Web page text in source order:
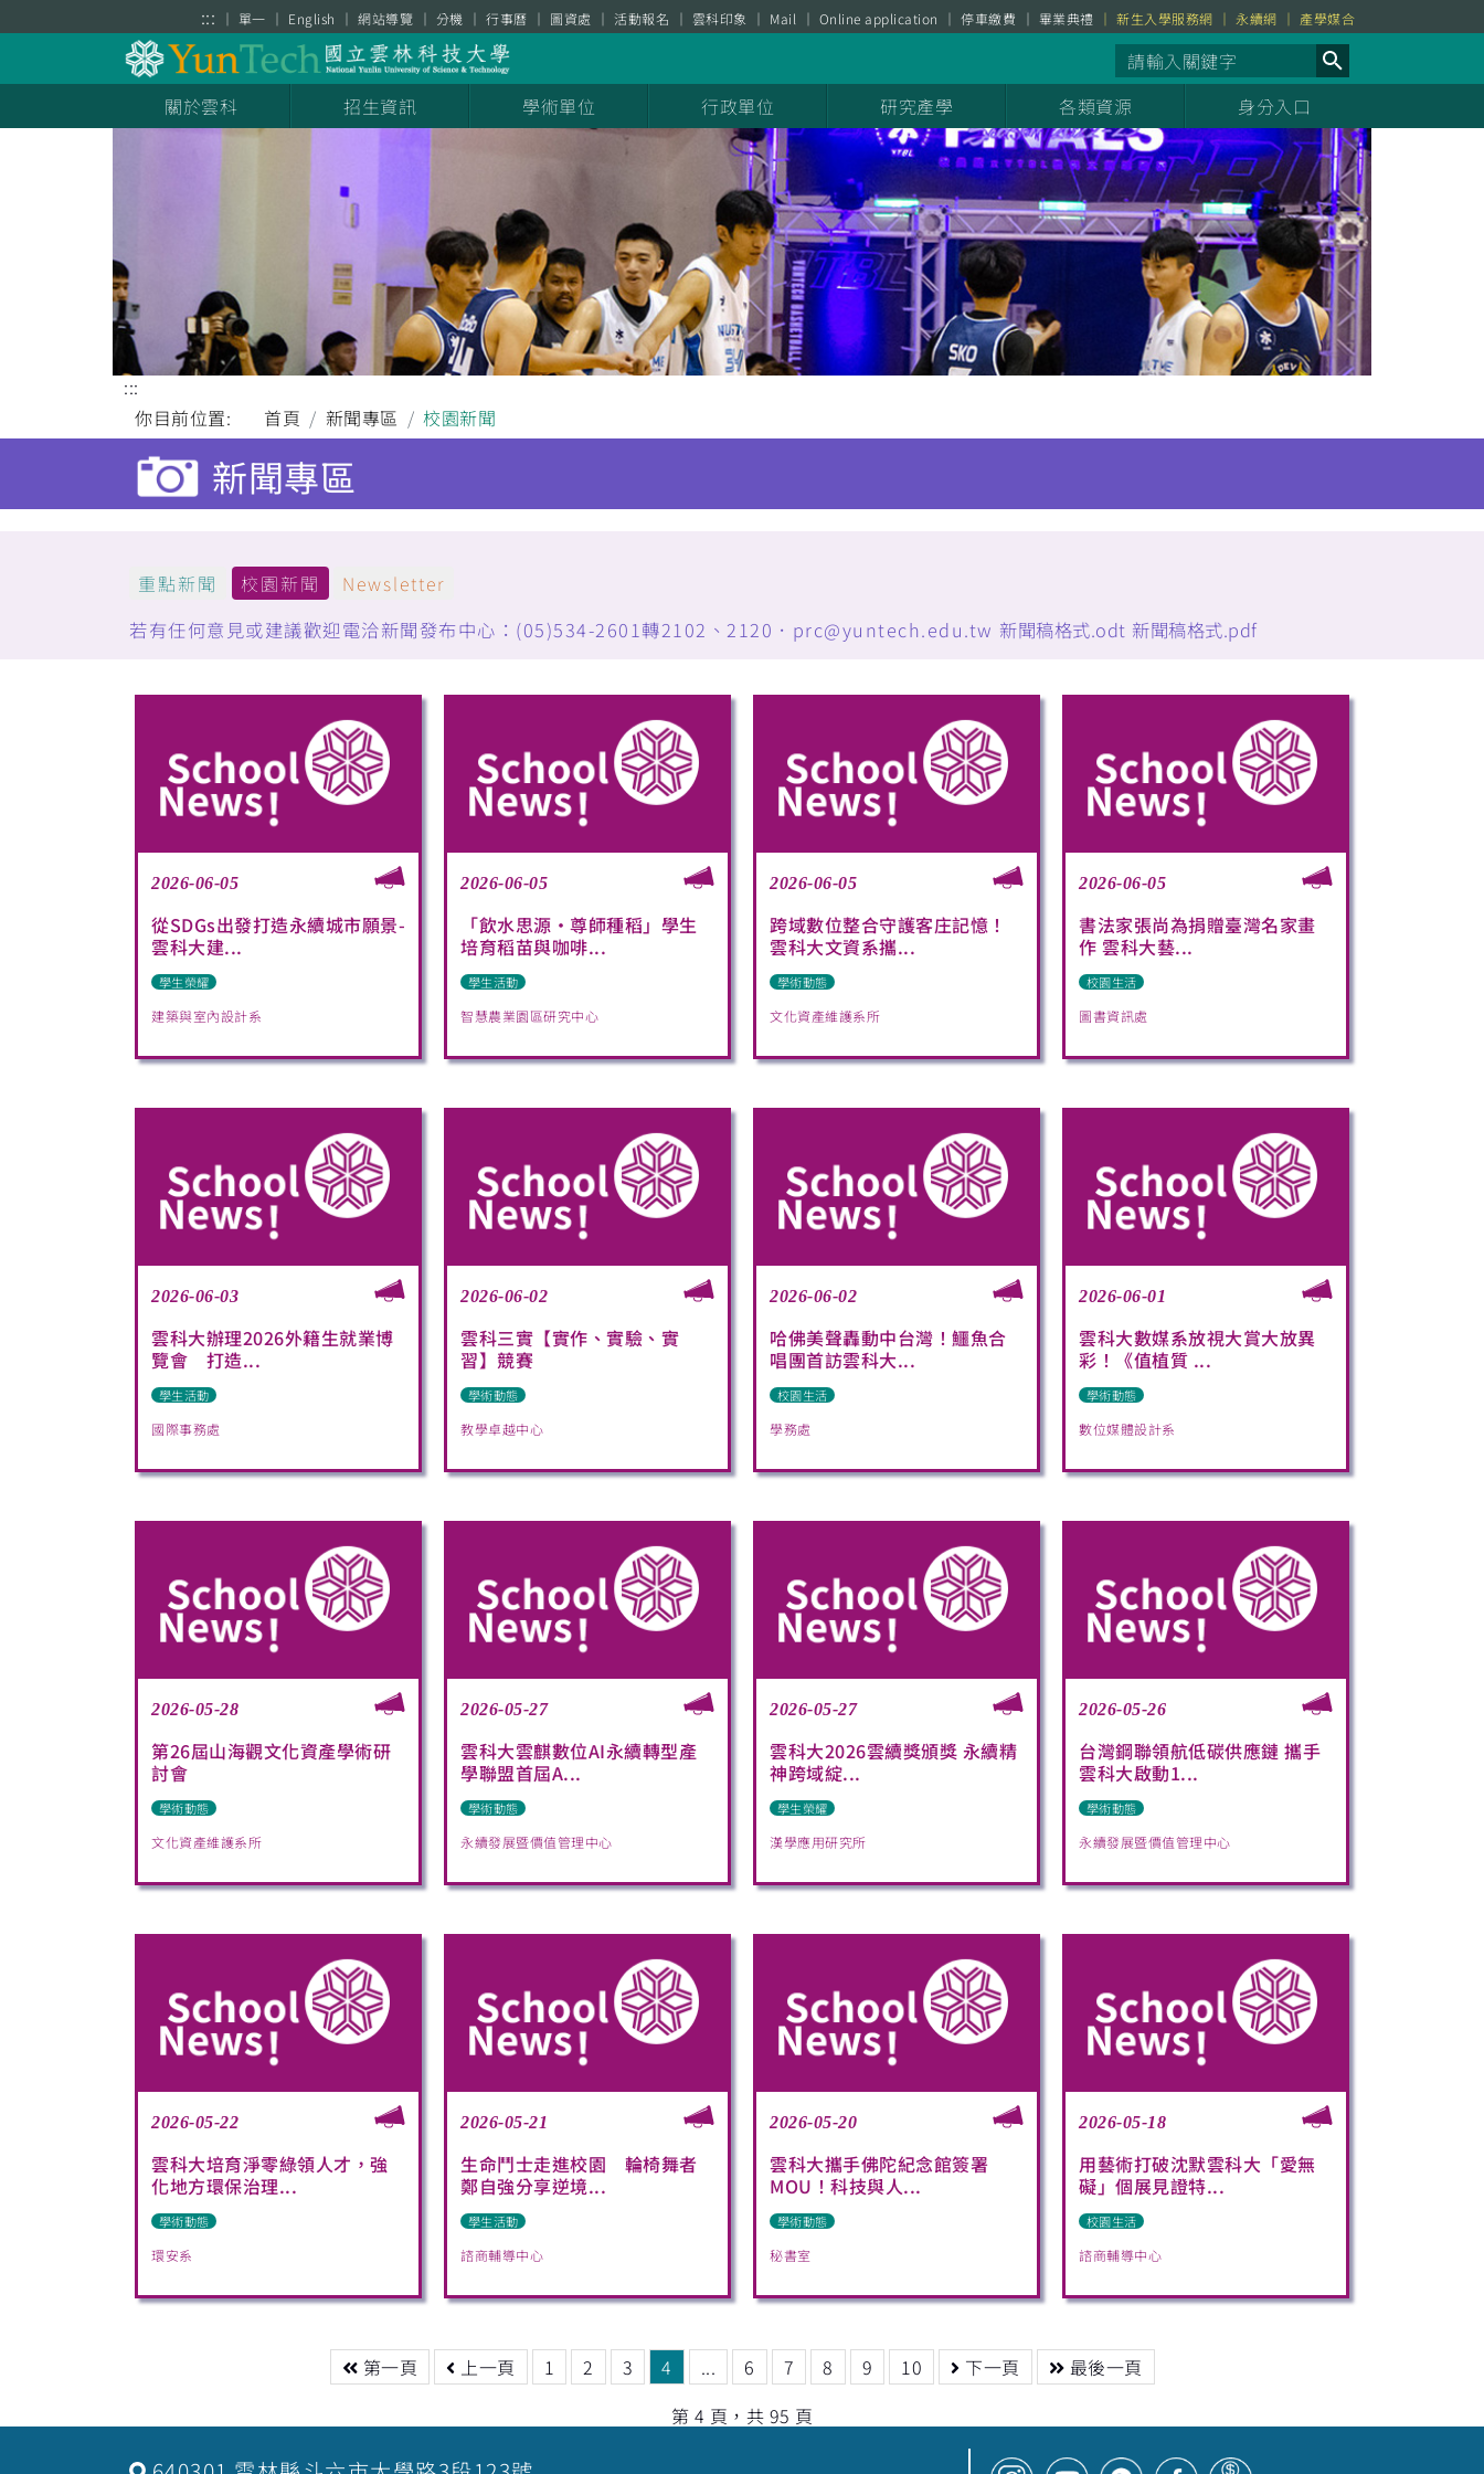
::: 單一 English 網站導覽 分機 行事曆 圖資處 活動報名 雲科印象 Mail Online application 停車繳費 畢業典禮 新生入學服務網 永續網 產學媒合
關於雲科 招生資訊 學術單位 行政單位 研究產學 各類資源 身分入口
:::
你目前位置:
首頁 新聞專區 校園新聞
新聞專區
重點新聞 校園新聞
Newsletter
若有任何意見或建議歡迎電洽新聞發布中心：(05)534-2601轉2102、2120．prc@yuntech.edu.tw 新聞稿格式.odt 新聞稿格式.pdf
2026-06-05
從SDGs出發打造永續城市願景-
雲科大建...
學生榮耀
建築與室內設計系
2026-06-05
「飲水思源・尊師種稻」學生
培育稻苗與咖啡...
學生活動
智慧農業園區研究中心
2026-06-05
跨域數位整合守護客庄記憶！
雲科大文資系攜...
學術動態
文化資產維護系所
2026-06-05
書法家張尚為捐贈臺灣名家畫
作 雲科大藝...
校園生活
圖書資訊處
2026-06-03
雲科大辦理2026外籍生就業博
覽會 打造...
學生活動
國際事務處
2026-06-02
雲科三實【實作、實驗、實
習】競賽
學術動態
教學卓越中心
2026-06-02
哈佛美聲轟動中台灣！鱷魚合
唱團首訪雲科大...
校園生活
學務處
2026-06-01
雲科大數媒系放視大賞大放異
彩！《值植質 ...
學術動態
數位媒體設計系
2026-05-28
第26屆山海觀文化資產學術研
討會
學術動態
文化資產維護系所
2026-05-27
雲科大雲麒數位AI永續轉型產
學聯盟首屆A...
學術動態
永續發展暨價值管理中心
2026-05-27
雲科大2026雲續獎頒獎 永續精
神跨域綻...
學生榮耀
漢學應用研究所
2026-05-26
台灣鋼聯領航低碳供應鏈 攜手
雲科大啟動1...
學術動態
永續發展暨價值管理中心
2026-05-22
雲科大培育淨零綠領人才，強
化地方環保治理...
學術動態
環安系
2026-05-21
生命鬥士走進校園 輪椅舞者
鄭自強分享逆境...
學生活動
諮商輔導中心
2026-05-20
雲科大攜手佛陀紀念館簽署
MOU！科技與人...
學術動態
秘書室
2026-05-18
用藝術打破沈默雲科大「愛無
礙」個展見證特...
校園生活
諮商輔導中心
第一頁 上一頁 1 2 3 4 ... 6 7 8 9 10 下一頁
最後一頁
第 4 頁，共 95 頁